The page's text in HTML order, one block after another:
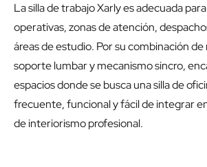
La silla de trabajo Xarly es adecuada
operativas, zonas de atención,
áreas de estudio. Por su combinación
soporte lumbar y mecanismo sincro,
espacios donde se busca una silla de
frecuente, funcional y fácil de integrar
de interiorismo profesional.